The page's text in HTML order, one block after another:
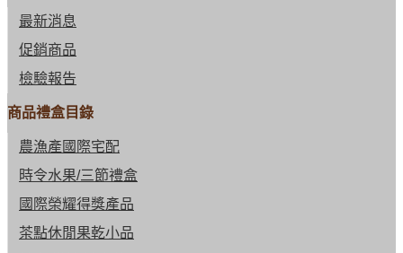
最新消息
促銷商品
檢驗報告
商品禮盒目錄
農漁產國際宅配
時令水果/三節禮盒
國際榮耀得獎產品
茶點休閒果乾小品